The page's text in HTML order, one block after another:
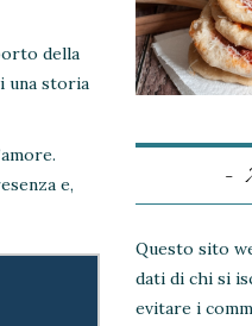
della
una storia
e,
Questo sito
dati di chi si
evitare i